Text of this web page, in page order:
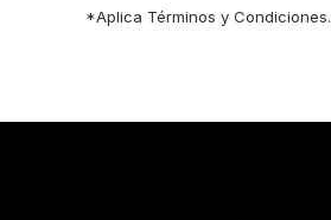
*Aplica Términos y Condiciones.